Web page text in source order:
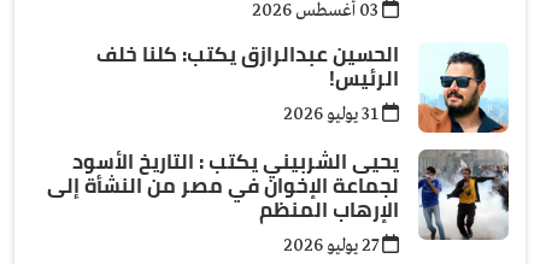
الحسين عبدالرازق يكتب: كلنا خلف
الرئيس!
يحيى الشربيني يكتب : التاريخ الأسود
لجماعة الإخوان في مصر من النشأة إلى
الإرهاب المنظم
27 يوليو 2026